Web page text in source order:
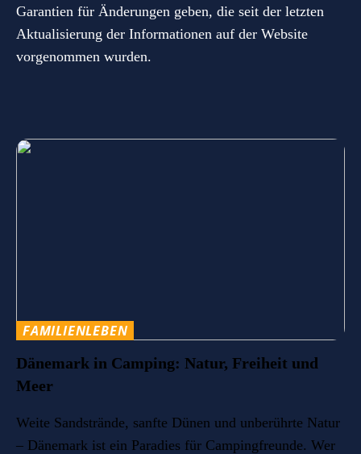
Garantien für Änderungen geben, die seit der letzten
Aktualisierung der Informationen auf der Website
vorgenommen wurden.
FAMILIENLEBEN
Dänemark in Camping: Natur, Freiheit und
Meer
Weite Sandstrände, sanfte Dünen und unberührte Natur
– Dänemark ist ein Paradies für Campingfreunde. Wer